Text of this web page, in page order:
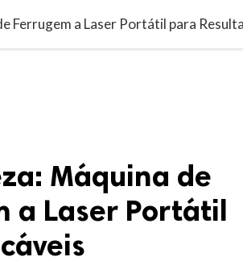
Máquina de
a Laser Portátil